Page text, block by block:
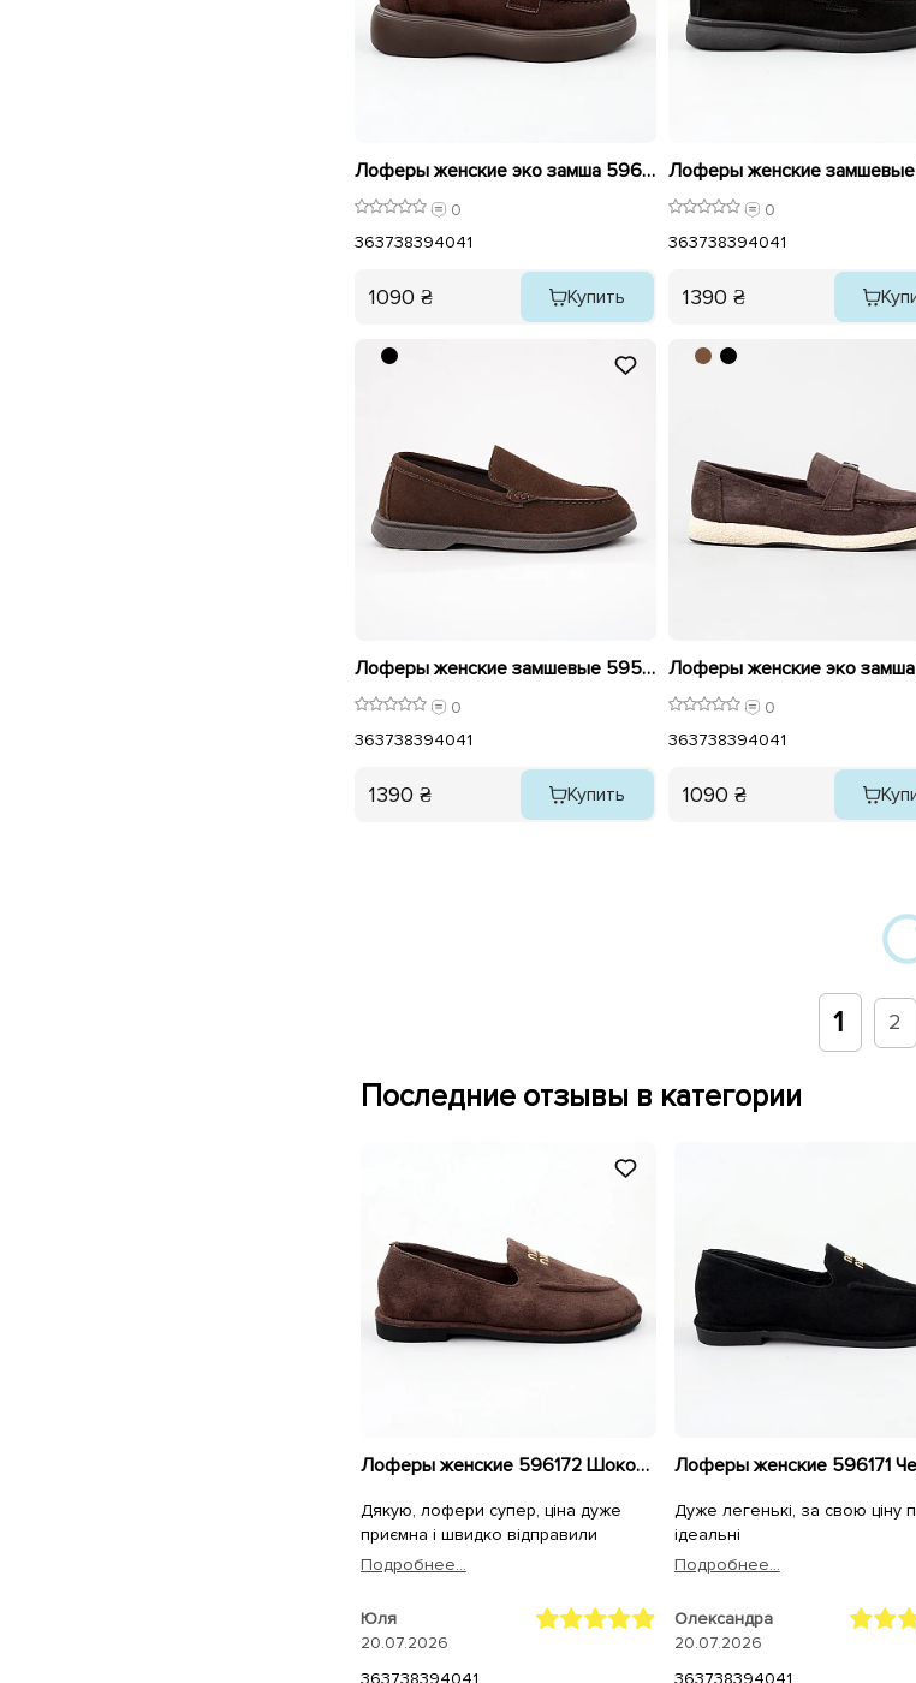
Лоферы женские эко замша 596144 Коричневые
0
363738394041
1090 ₴ Купить
0
363738394041
1390 ₴
Лоферы женские замшевые 595937 Коричневые
0
363738394041
1390 ₴ Купить
0
363738394041
1090 ₴
1 2
Последние отзывы в категории
Лоферы женские 596172 Шоколад
Дякую, лофери супер, ціна дуже
приємна і швидко відправили
Подробнее...
Юля
20.07.2026
Лоферы женские 596171
Дуже легенькі, за свою ціну
ідеальні
Подробнее...
Олександра
20.07.2026